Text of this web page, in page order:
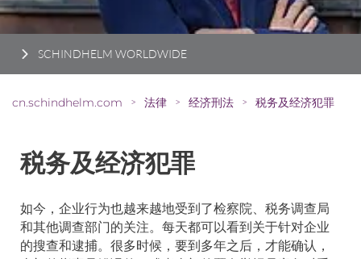
SCHINDHELM WORLDWIDE
cn.schindhelm.com > 法律 > 经济刑法 > 税务及经济犯罪
税务及经济犯罪
如今，企业行为也越来越地受到了检察院、税务调查局
和其他调查部门的关注。每天都可以看到关于针对企业
的搜查和逮捕。很多时候，要到多年之后，才能确认，